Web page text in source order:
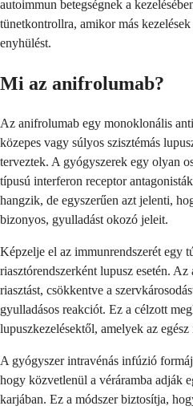
autoimmun betegségnek a
tünetkontrollra, amikor más
enyhülést.
Mi az anifrolumab?
Az anifrolumab egy monoklonális
közepes vagy súlyos szisztémás
terveztek. A gyógyszerek egy olyan
típusú interferon receptor
hangzik, de egyszerűen azt jelenti,
bizonyos, gyulladást okozó jeleit.
Képzelje el az immunrendszerét egy
riasztórendszerként lupusz esetén.
riasztást, csökkentve a
gyulladásos reakciót. Ez a célzott
lupuszkezelésektől, amelyek az
A gyógyszer intravénás infúzió
hogy közvetlenül a véráramba adják
karjában. Ez a módszer biztosítja,